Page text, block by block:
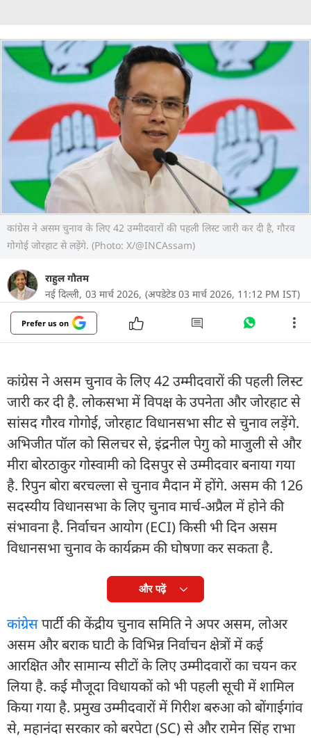
कांग्रेस ने असम चुनाव के लिए 42 उम्मीदवारों की पहली लिस्ट जारी कर दी है, गौरव
गोगोई जोरहाट से लड़ेंगे. (Photo: X/@INCAssam)
राहुल गौतम
नई दिल्ली, 03 मार्च 2026, (अपडेटेड 03 मार्च 2026, 11:12 PM IST)
Prefer us on
कांग्रेस ने असम चुनाव के लिए 42 उम्मीदवारों की पहली लिस्ट
जारी कर दी है. लोकसभा में विपक्ष के उपनेता और जोरहाट से
सांसद गौरव गोगोई, जोरहाट विधानसभा सीट से चुनाव लड़ेंगे.
अभिजीत पॉल को सिलचर से, इंद्रनील पेगु को माजुली से और
मीरा बोरठाकुर गोस्वामी को दिसपुर से उम्मीदवार बनाया गया
है. रिपुन बोरा बरचल्ला से चुनाव मैदान में होंगे. असम की 126
सदस्यीय विधानसभा के लिए चुनाव मार्च-अप्रैल में होने की
संभावना है. निर्वाचन आयोग (ECI) किसी भी दिन असम
विधानसभा चुनाव के कार्यक्रम की घोषणा कर सकता है.
और पढ़ें
कांग्रेसपार्टी की केंद्रीय चुनाव समिति ने अपर असम, लोअर
असम और बराक घाटी के विभिन्न निर्वाचन क्षेत्रों में कई
आरक्षित और सामान्य सीटों के लिए उम्मीदवारों का चयन कर
लिया है. कई मौजूदा विधायकों को भी पहली सूची में शामिल
किया गया है. प्रमुख उम्मीदवारों में गिरीश बरुआ को बोंगाईगांव
से, महानंदा सरकार को बरपेटा (SC) से और रामेन सिंह राभा